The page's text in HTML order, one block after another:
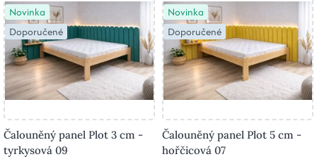
Novinka
Doporučené
Čalouněný panel Plot 3 cm -
tyrkysová 09
Novinka
Doporučené
Čalouněný panel Plot 5 cm -
hořčicová 07